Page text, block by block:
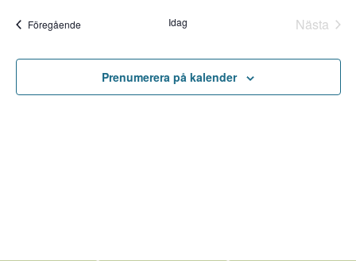
FöregåendeEvenemang Idag Nästa
Prenumerera på kalender